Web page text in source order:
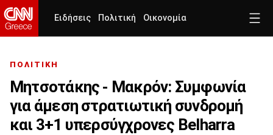
Ειδήσεις Πολιτική Οικονομία
ΠΟΛΙΤΙΚΗ
Mητσοτάκης - Μακρόν: Συμφωνία
για άμεση στρατιωτική συνδρομή
και 3+1 υπερσύγχρονες Belharra